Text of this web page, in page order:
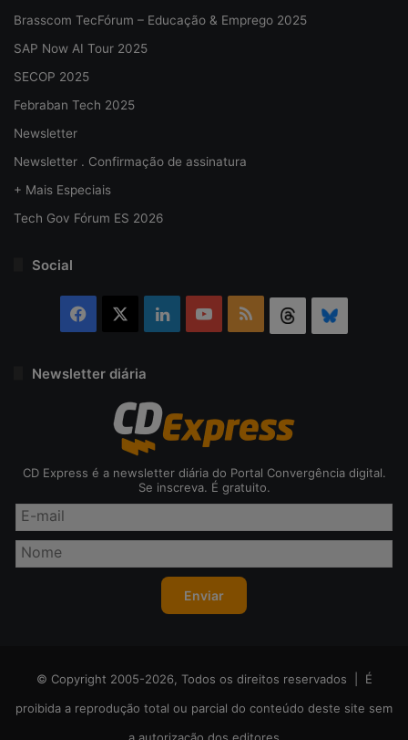
Brasscom TecFórum – Educação & Emprego 2025
SAP Now AI Tour 2025
SECOP 2025
Febraban Tech 2025
Newsletter
Newsletter . Confirmação de assinatura
+ Mais Especiais
Tech Gov Fórum ES 2026
Social
Facebook LinkedinYouTubeRSS Threads
Newsletter diária
CD Express é a newsletter diária do Portal Convergência digital.
Se inscreva. É gratuito.
© Copyright 2005-2026, Todos os direitos reservados | É
proibida a reprodução total ou parcial do conteúdo deste site sem